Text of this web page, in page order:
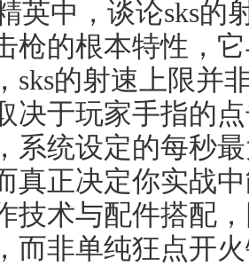
英中，谈论sks的
枪的根本特性，
sks的射速上限并
决于玩家手指的
系统设定的每秒
真正决定你实战
技术与配件搭配
而非单纯狂点开